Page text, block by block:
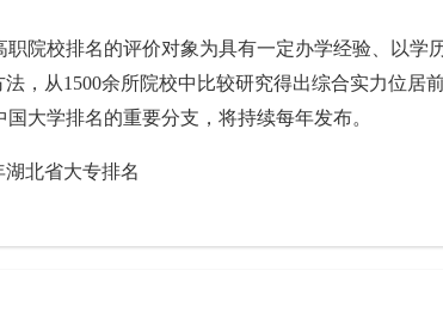
职院校排名的评价对象为具有一定办学经验、以学
，从1500余所院校中比较研究得出综合实力位居
大学排名的重要分支，将持续每年发布。
湖北省大专排名